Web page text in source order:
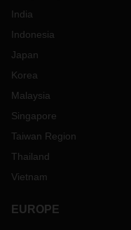
India
Indonesia
Japan
Korea
Malaysia
Singapore
Taiwan Region
Thailand
Vietnam
EUROPE